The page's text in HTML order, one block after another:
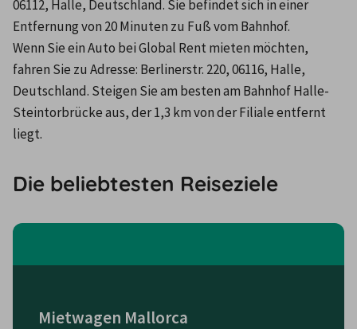
06112, Halle, Deutschland. Sie befindet sich in einer
Entfernung von 20 Minuten zu Fuß vom Bahnhof.
Wenn Sie ein Auto bei Global Rent mieten möchten,
fahren Sie zu Adresse: Berlinerstr. 220, 06116, Halle,
Deutschland. Steigen Sie am besten am Bahnhof Halle-
Steintorbrücke aus, der 1,3 km von der Filiale entfernt
liegt.
Die beliebtesten Reiseziele
Mietwagen Mallorca